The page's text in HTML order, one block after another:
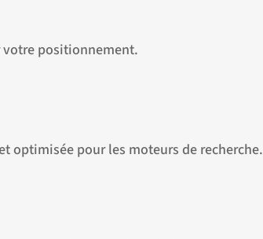
positionnement.
optimisée pour les moteurs de recherche.